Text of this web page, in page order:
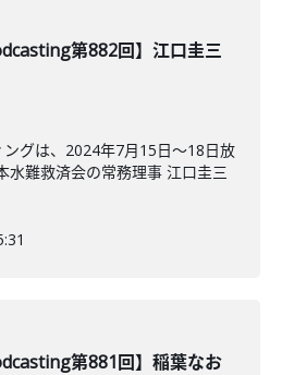
第882回】江口圭三
グは、2024年7月15日〜18日放
水難救済会の常務理事 江口圭三
第881回】稲葉なお